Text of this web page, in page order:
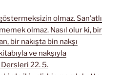
olmaz. San’atlı
olmaz. Nasıl olur ki, bir
bir nakışta bin nakşı
ve nakşıyla
22. 5.